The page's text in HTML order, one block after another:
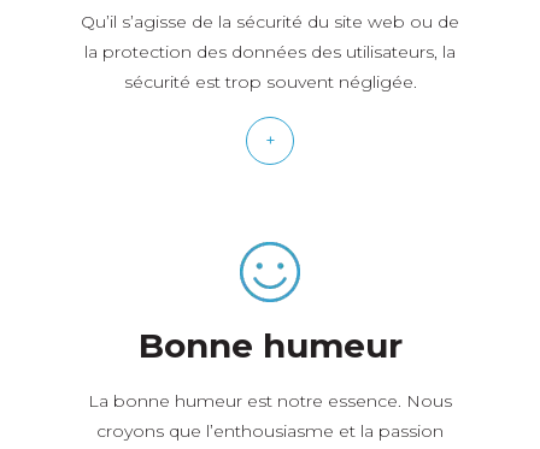
Qu’il s’agisse de la sécurité du site web ou de
la protection des données des utilisateurs, la
sécurité est trop souvent négligée.
+
Bonne humeur
La bonne humeur est notre essence. Nous
croyons que l’enthousiasme et la passion